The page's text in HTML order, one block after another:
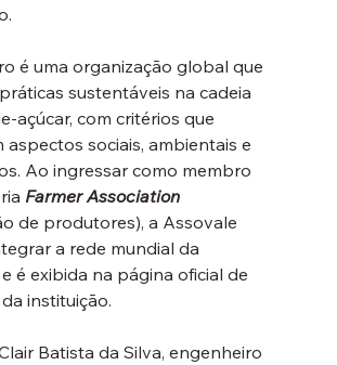
é uma organização global que
sustentáveis na cadeia
açúcar, com critérios que
aspectos sociais, ambientais e
Ao ingressar como membro
Farmer Association
de produtores), a Assovale
a rede mundial da
é exibida na página oficial de
instituição.
Batista da Silva, engenheiro